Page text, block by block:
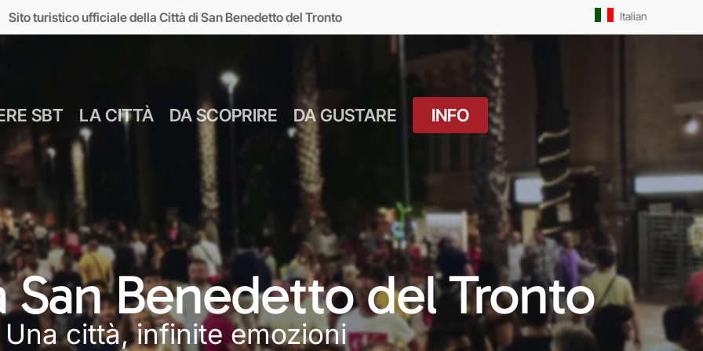
Sito turistico ufficiale della Città di San Benedetto del Tronto Italian
Luglio Food & Drink
Market
SBT LA CITTÀ DA SCOPRIRE
MUSEI
d’Arte sul Mare
MARE
Lungomare
Giardini sul mare
OUTDOOR
Il Molo
Pista Ciclabile
DA GUSTARE INFO
Numeri Utili
Farmacie
Parcheggi
Bus Navetta Gratuito
Come Spostarsi
Come Arrivare
Orari Messe: Feriale
Orari Messe:
Prefestivo
Orari Messe: Festivo
San Benedetto del Tronto
Una città, infinite emozioni